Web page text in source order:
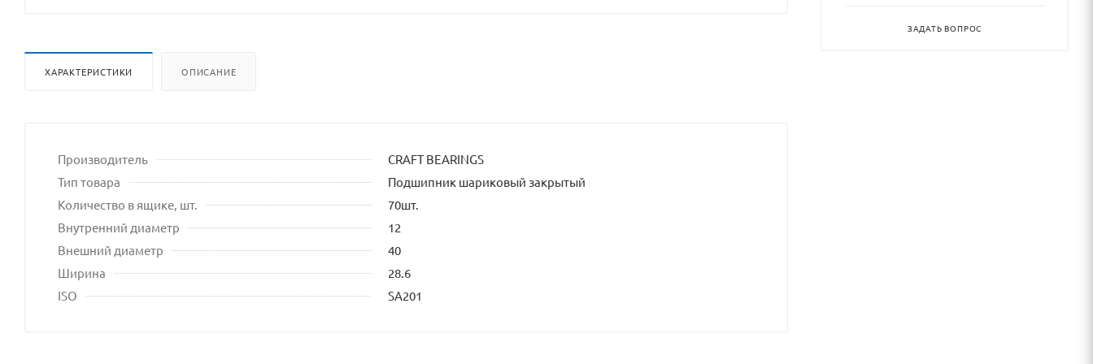
ХАРАКТЕРИСТИКИ ОПИСАНИЕ
Производитель
CRAFT BEARINGS
Тип товара
Подшипник шариковый закрытый
Количество в ящике, шт.
70шт.
Внутренний диаметр
12
Внешний диаметр
40
Ширина
28.6
ISO
SA201
ЗАДАТЬ ВОПРОС